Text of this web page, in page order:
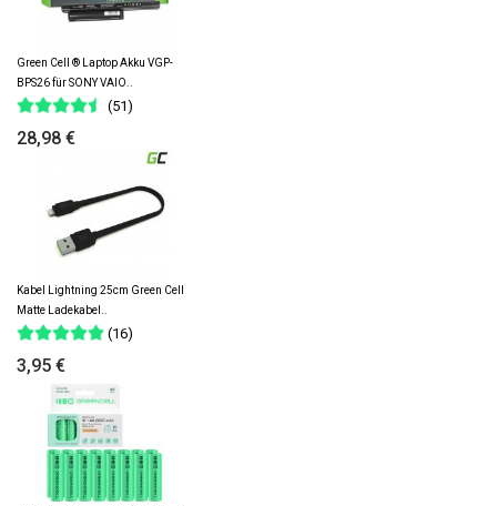
Green Cell ® Laptop Akku VGP-
BPS26 für SONY VAIO..
(51)
28,98 €
Kabel Lightning 25cm Green Cell
Matte Ladekabel..
(16)
3,95 €